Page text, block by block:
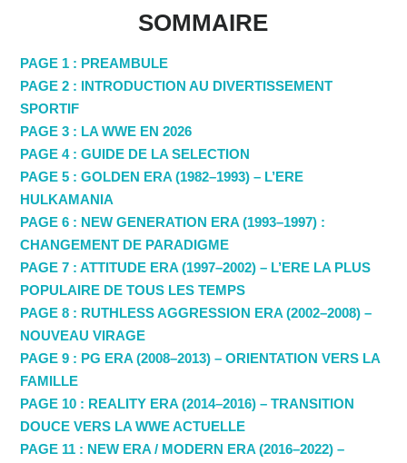
SOMMAIRE
PAGE 1 : PREAMBULE
PAGE 2 : INTRODUCTION AU DIVERTISSEMENT
SPORTIF
PAGE 3 : LA WWE EN 2026
PAGE 4 : GUIDE DE LA SELECTION
PAGE 5 : GOLDEN ERA (1982–1993) – L’ERE
HULKAMANIA
PAGE 6 : NEW GENERATION ERA (1993–1997) :
CHANGEMENT DE PARADIGME
PAGE 7 : ATTITUDE ERA (1997–2002) – L’ERE LA PLUS
POPULAIRE DE TOUS LES TEMPS
PAGE 8 : RUTHLESS AGGRESSION ERA (2002–2008) –
NOUVEAU VIRAGE
PAGE 9 : PG ERA (2008–2013) – ORIENTATION VERS LA
FAMILLE
PAGE 10 : REALITY ERA (2014–2016) – TRANSITION
DOUCE VERS LA WWE ACTUELLE
PAGE 11 : NEW ERA / MODERN ERA (2016–2022) –